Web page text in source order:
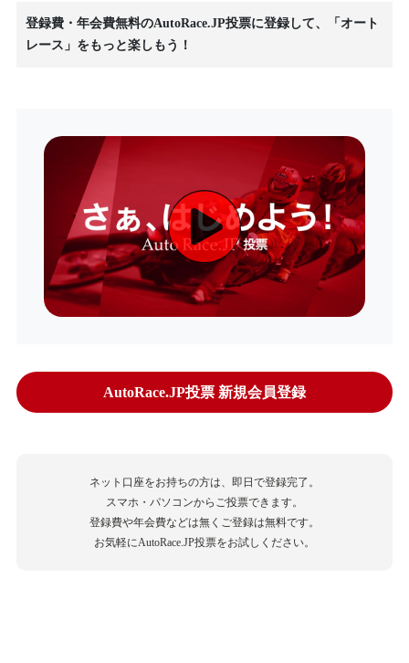
登録費・年会費無料のAutoRace.JP投票に登録して、「オート
レース」をもっと楽しもう！
AutoRace.JP投票 新規会員登録
ネット口座をお持ちの方は、即日で登録完了。
スマホ・パソコンからご投票できます。
登録費や年会費などは無くご登録は無料です。
お気軽にAutoRace.JP投票をお試しください。